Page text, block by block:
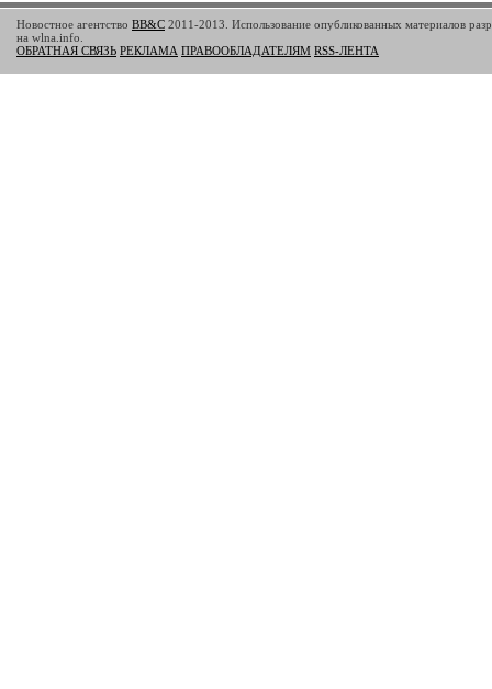
Новостное агентство BB&C 2011-2013. Использование опубликованных материалов
на wlna.info.
ОБРАТНАЯ СВЯЗЬ РЕКЛАМА ПРАВООБЛАДАТЕЛЯМ RSS-ЛЕНТА